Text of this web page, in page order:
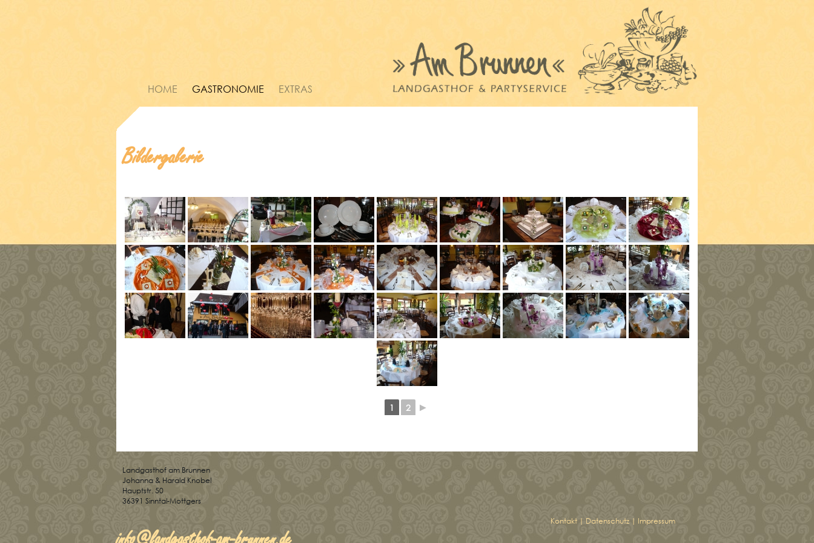
HOME GASTRONOMIE EXTRAS
Bildergalerie
1 2 ►
Landgasthof am Brunnen
Johanna & Harald Knobel
Hauptstr. 50
36391 Sinntal-Mottgers
Kontakt | Datenschutz | Impressum